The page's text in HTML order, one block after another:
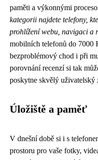
paměti a výkonnými
kategorii najdete telefony,
prohlížení webu, navigaci a
mobilních telefonů do 7000
bezproblémový chod i při
porovnání recenzí si tak
poskytne skvělý uživatelský
Úložiště a paměť
V dnešní době si i s
prostoru pro vaše fotky,